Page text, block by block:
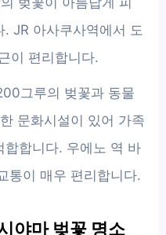
. JR 아사쿠사역에서 도
이 편리합니다.
그루의 벚꽃과 동물
문화시설이 있어 가족
합합니다. 우에노 역 바
통이 매우 편리합니다.
야마 벚꽃 명소